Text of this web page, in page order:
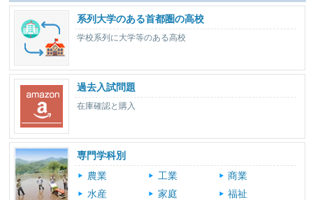
系列大学のある首都圏の高校
学校系列に大学等のある高校
過去入試問題
在庫確認と購入
専門学科別
農業
工業
商業
水産
家庭
福祉